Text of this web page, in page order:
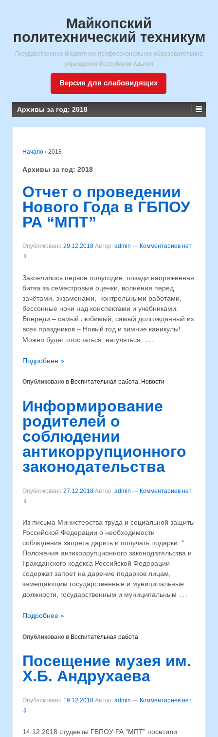
Майкопский
политехнический техникум
Государственное бюджетное профессиональное образовательное
учреждение Республики Адыгея
Версия для слабовидящих
Архивы за год: 2018
Начало › 2018
Архивы за год: 2018
Отчет о проведении
Нового Года в ГБПОУ
РА “МПТ”
Опубликовано 29.12.2018 Автор: admin — Комментариев нет
⇩
Закончилось первое полугодие, позади напряженная
битва за семестровые оценки, волнения перед
зачётами, экзаменами, контрольными работами,
бессонные ночи над конспектами и учебниками.
Впереди – самый любимый, самый долгожданный из
всех праздников – Новый год и зимние каникулы!
Можно будет отоспаться, нагуляться,
…
Подробнее »
Опубликовано в Воспитательная работа, Новости
Информирование
родителей о
соблюдении
антикоррупционного
законодательства
Опубликовано 27.12.2018 Автор: admin — Комментариев нет
⇩
Из письма Министерства труда и социальной защиты
Российской Федерации о необходимости
соблюдения запрета дарить и получать подарки. “…
Положения антикоррупционного законодательства и
Гражданского кодекса Российской Федерации
содержат запрет на дарение подарков лицам,
замещающим государственные и муниципальные
должности, государственным и муниципальным …
Подробнее »
Опубликовано в Воспитательная работа
Посещение музея им.
Х.Б. Андрухаева
Опубликовано 19.12.2018 Автор: admin — Комментариев нет
⇩
14.12.2018 студенты ГБПОУ РА “МПТ” посетили